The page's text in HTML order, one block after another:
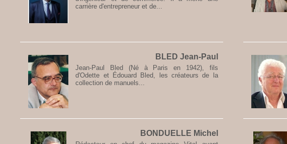
carrière d'entrepreneur et de...
BLED Jean-Paul
Jean-Paul Bled (Né à Paris en 1942), fils
d'Odette et Édouard Bled, les créateurs de la
collection de manuels...
BONDUELLE Michel